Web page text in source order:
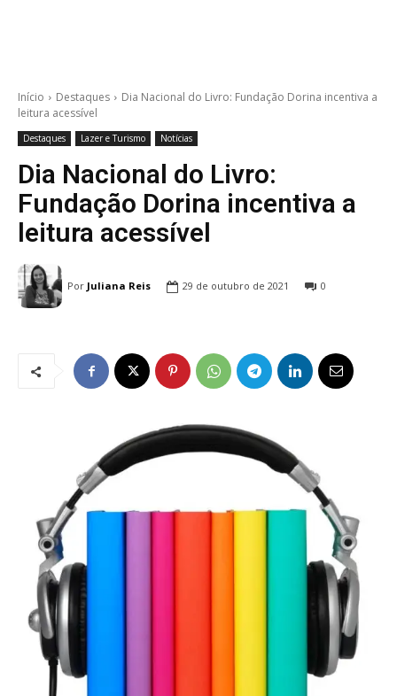
Início Destaques
Dia Nacional do Livro: Fundação Dorina incentiva a
leitura acessível
Destaques Lazer e Turismo Notícias
Dia Nacional do Livro:
Fundação Dorina incentiva a
leitura acessível
Por Juliana Reis 29 de outubro de 2021 0